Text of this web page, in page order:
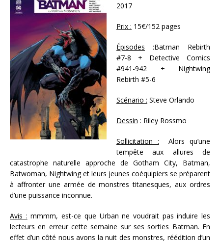
2017
Prix : 15€/152 pages
Épisodes :Batman Rebirth
#7-8 + Detective Comics
#941-942 + Nightwing
Rebirth #5-6
Scénario : Steve Orlando
Dessin : Riley Rossmo
Sollicitation : Alors qu’une
tempête aux allures de
catastrophe naturelle approche de Gotham City, Batman,
Batwoman, Nightwing et leurs jeunes coéquipiers se préparent
à affronter une armée de monstres titanesques, aux ordres
d’une puissance inconnue.
Avis : mmmm, est-ce que Urban ne voudrait pas induire les
lecteurs en erreur cette semaine sur ses sorties Batman. En
effet d’un côté nous avons la nuit des monstres, réédition d’un